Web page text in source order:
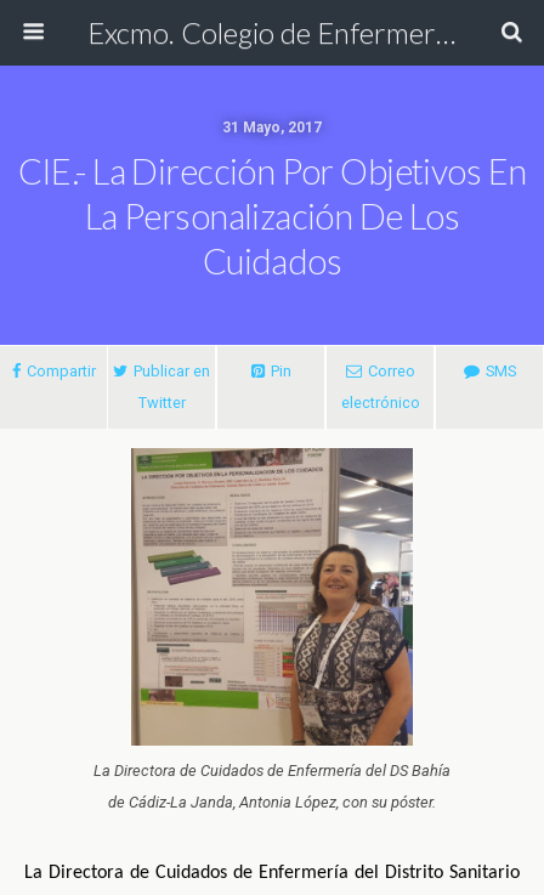
Excmo. Colegio de Enfermería de Cádiz
31 Mayo, 2017
CIE.- La Dirección Por Objetivos En
La Personalización De Los
Cuidados
Compartir
Publicar en
Twitter
Pin
Correo
electrónico
SMS
La Directora de Cuidados de Enfermería del DS Bahía
de Cádiz-La Janda, Antonia López, con su póster.
La Directora de Cuidados de Enfermería del Distrito Sanitario